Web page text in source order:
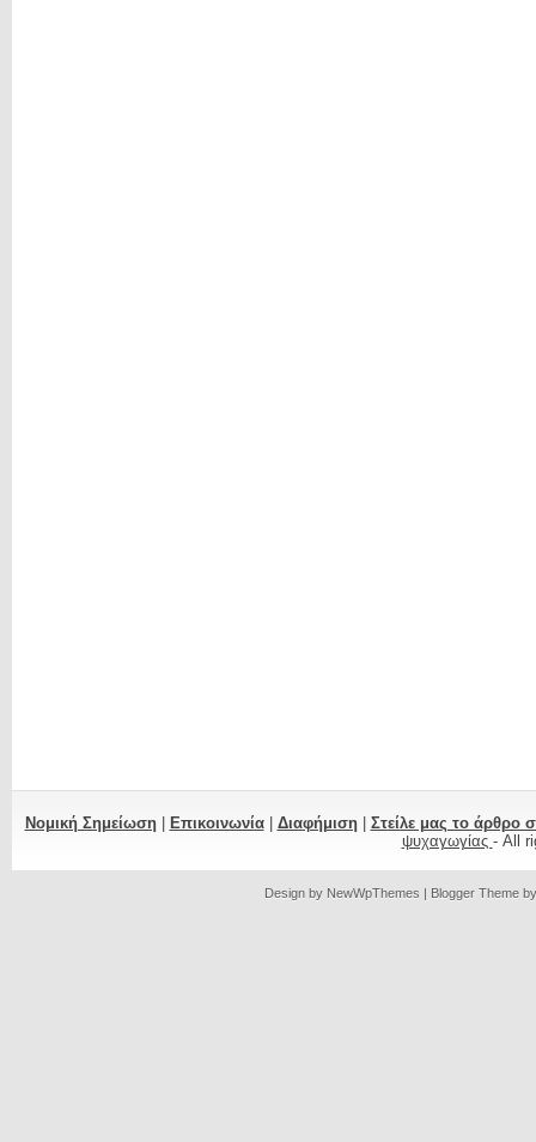
Νομική Σημείωση| Επικοινωνία| Διαφήμιση| Στείλε μας το άρθρο
ψυχαγωγίας - All
Design by NewWpThemes | Blogger Theme